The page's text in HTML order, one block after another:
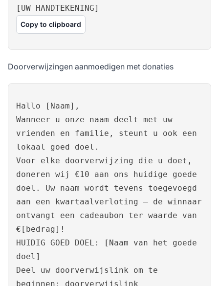
[UW HANDTEKENING]
Copy to clipboard
Doorverwijzingen aanmoedigen met donaties
Hallo [Naam],
Wanneer u onze naam deelt met uw
vrienden en familie, steunt u ook een
lokaal goed doel.
Voor elke doorverwijzing die u doet,
doneren wij €10 aan ons huidige goede
doel. Uw naam wordt tevens toegevoegd
aan een kwartaalverloting – de winnaar
ontvangt een cadeaubon ter waarde van
€[bedrag]!
HUIDIG GOED DOEL: [Naam van het goede
doel]
Deel uw doorverwijslink om te
beginnen: doorverwijslink